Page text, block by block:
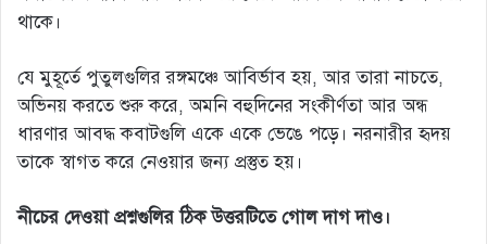
থাকে।
যে মুহূর্তে পুতুলগুলির রঙ্গমঞ্চে আবির্ভাব হয়, আর তারা নাচতে,
অভিনয় করতে শুরু করে, অমনি বহুদিনের সংকীর্ণতা আর অন্ধ
ধারণার আবদ্ধ কবাটগুলি একে একে ভেঙে পড়ে। নরনারীর হৃদয়
তাকে স্বাগত করে নেওয়ার জন্য প্রস্তুত হয়।
নীচের দেওয়া প্রশ্নগুলির ঠিক উত্তরটিতে গোল দাগ দাও।